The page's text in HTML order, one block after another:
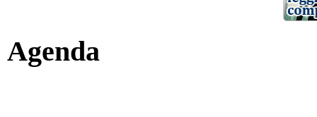
Agenda